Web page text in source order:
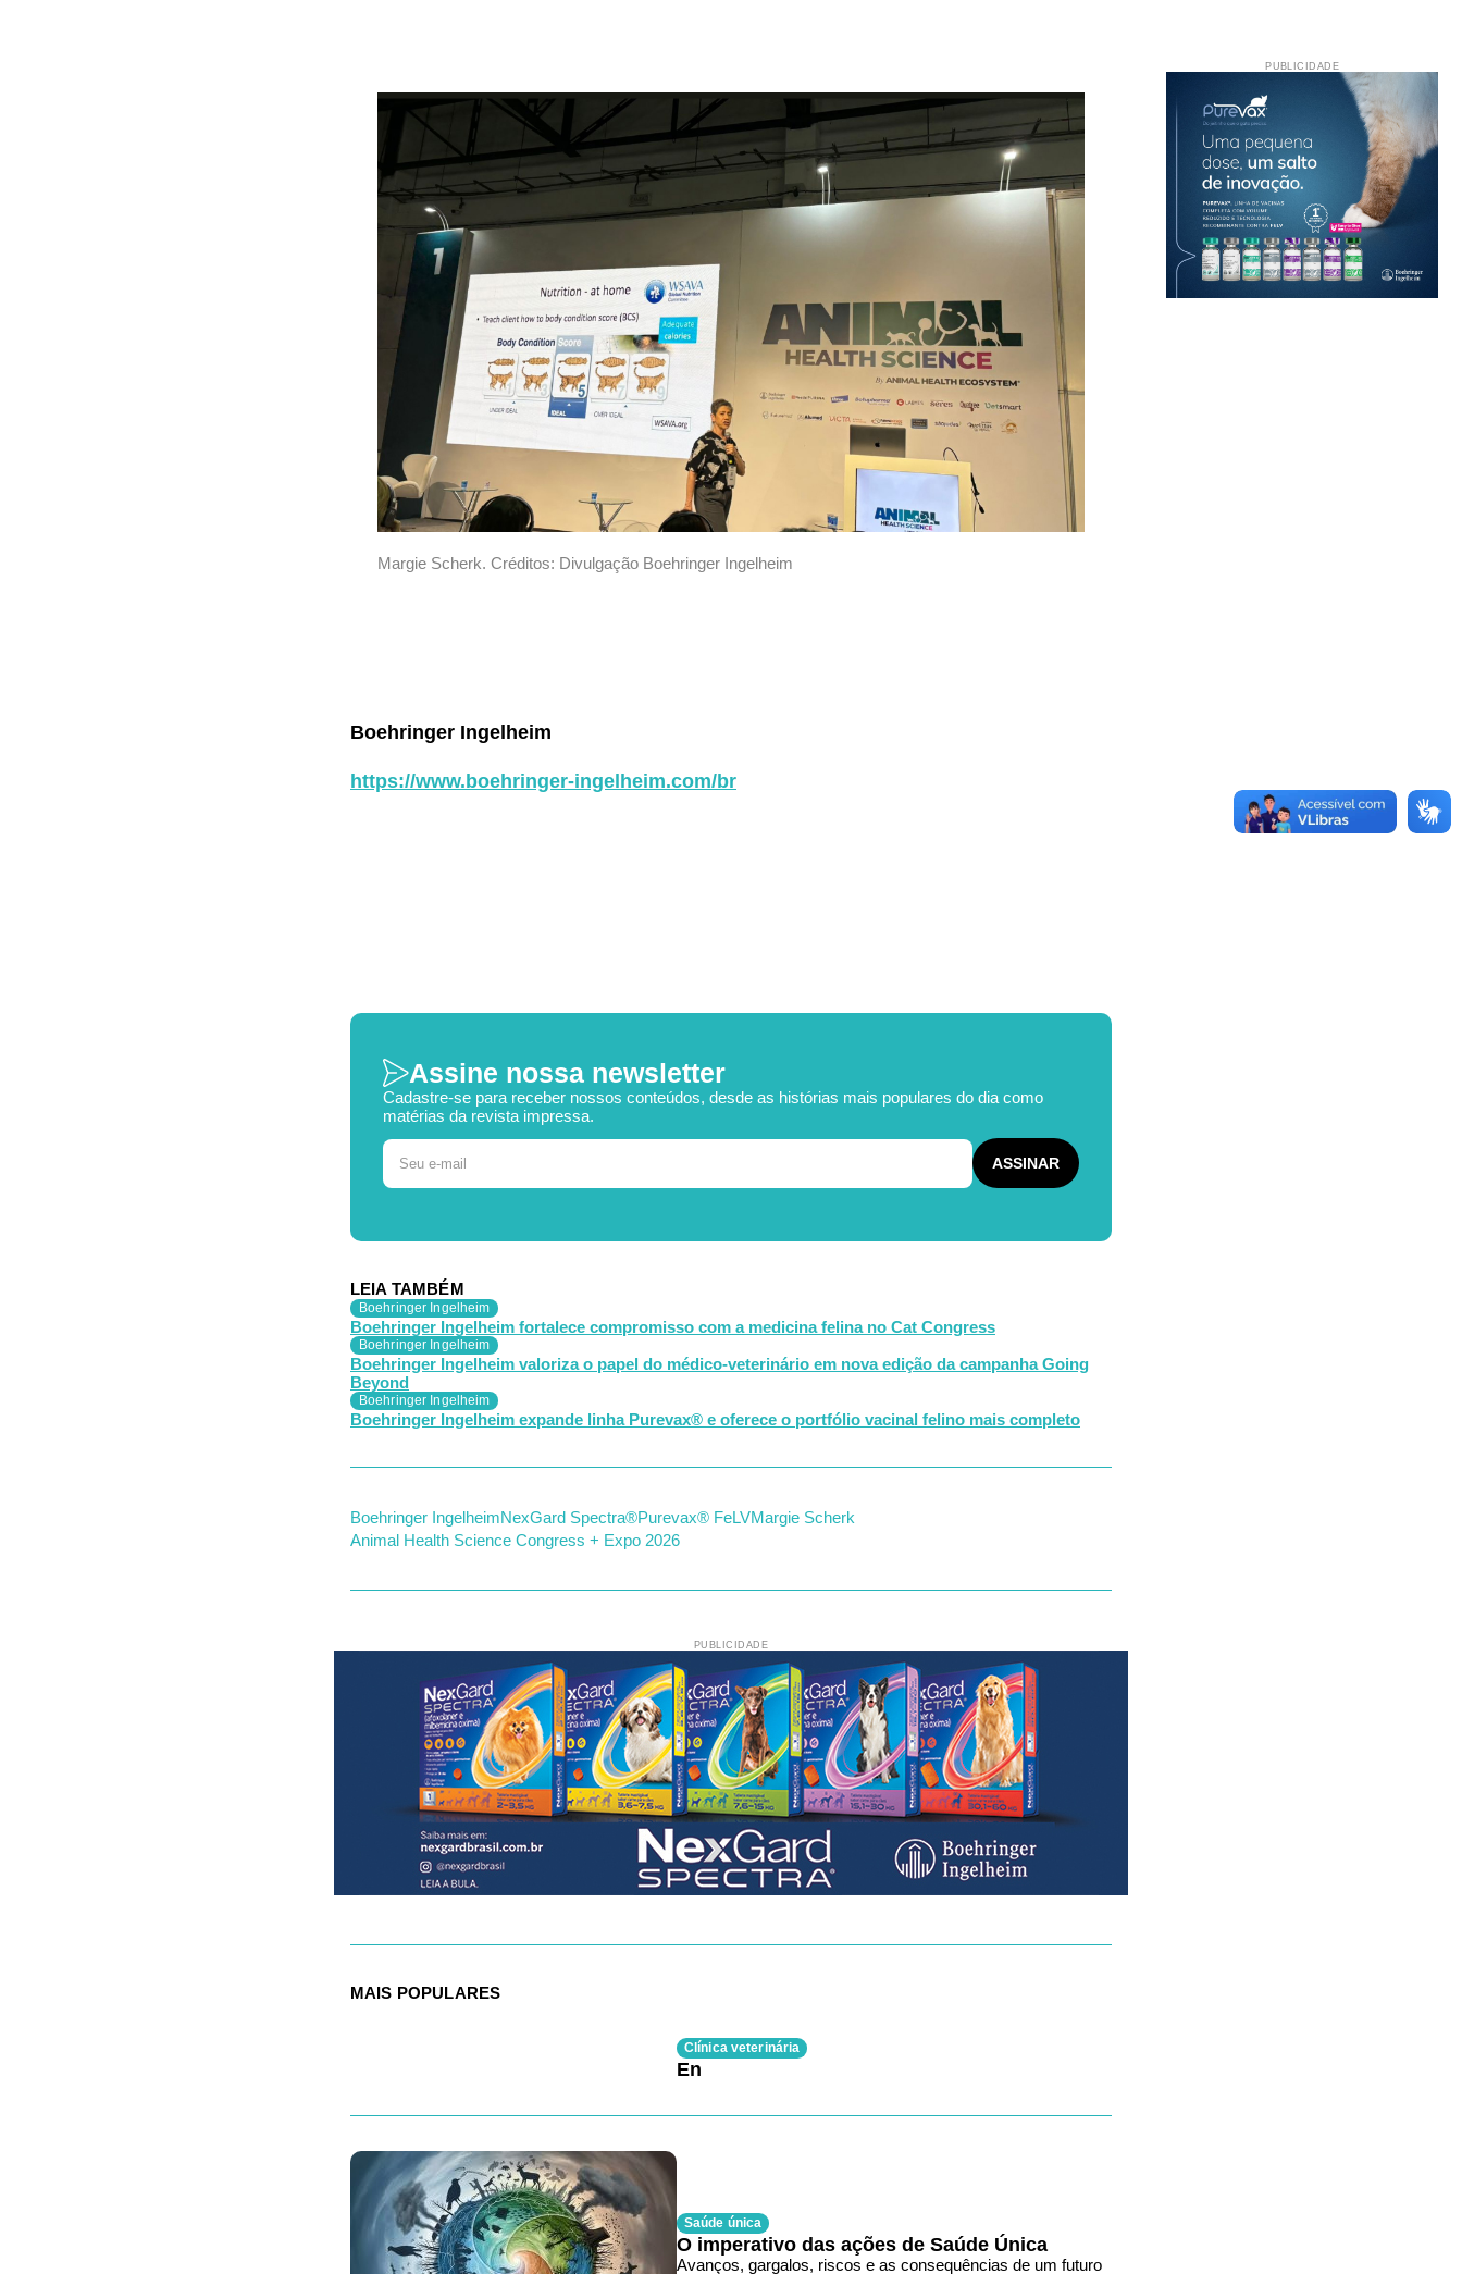
Margie Scherk. Créditos: Divulgação Boehringer Ingelheim
PUBLICIDADE
Boehringer Ingelheim
https://www.boehringer-ingelheim.com/br
Assine nossa newsletter
Cadastre-se para receber nossos conteúdos, desde as histórias mais populares do dia como
matérias da revista impressa.
LEIA TAMBÉM
Boehringer Ingelheim
Boehringer Ingelheim fortalece compromisso com a medicina felina no Cat Congress
Boehringer Ingelheim
Boehringer Ingelheim valoriza o papel do médico-veterinário em nova edição da campanha Going
Beyond
Boehringer Ingelheim
Boehringer Ingelheim expande linha Purevax® e oferece o portfólio vacinal felino mais completo
Boehringer IngelheimNexGard Spectra®Purevax® FeLVMargie Scherk
Animal Health Science Congress + Expo 2026
PUBLICIDADE
MAIS POPULARES
Clínica veterinária
En
Saúde única
O imperativo das ações de Saúde Única
Avanços, gargalos, riscos e as consequências de um futuro